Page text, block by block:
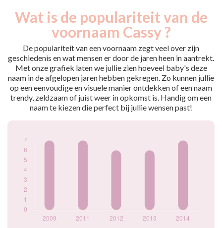
Wat is de populariteit van de
voornaam Cassy ?
De populariteit van een voornaam zegt veel over zijn
geschiedenis en wat mensen er door de jaren heen in aantrekt.
Met onze grafiek laten we jullie zien hoeveel baby's deze
naam in de afgelopen jaren hebben gekregen. Zo kunnen jullie
op een eenvoudige en visuele manier ontdekken of een naam
trendy, zeldzaam of juist weer in opkomst is. Handig om een
naam te kiezen die perfect bij jullie wensen past!
Popularité du
prénom Cassy par
Année
Nouveaux-
nés
2011
7
2012
6
2013
6
2014
7